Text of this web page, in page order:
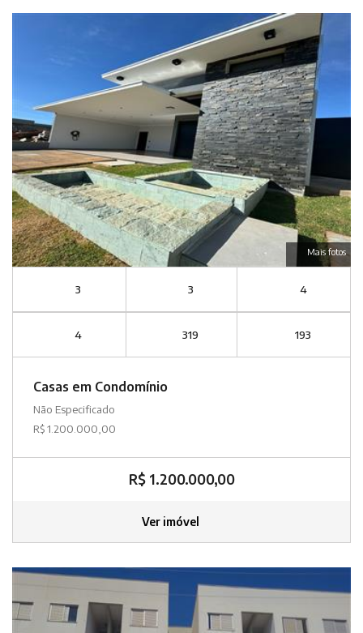
Mais fotos
3 3 4
4 319 193
Casas em Condomínio
Não Especificado
R$ 1.200.000,00
R$ 1.200.000,00
Ver imóvel